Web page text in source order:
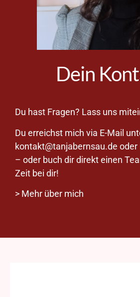
Dein
Du hast Fragen? Lass uns
Du erreichst mich via E-Mail
kontakt@tanjabernsau.de oder
– oder buch dir direkt einen
Zeit bei dir!
> Mehr über mich